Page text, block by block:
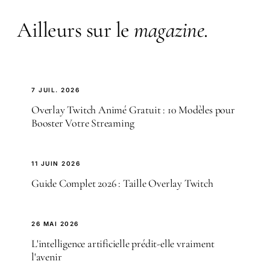
Ailleurs sur le magazine.
7 JUIL. 2026
Overlay Twitch Animé Gratuit : 10 Modèles pour
Booster Votre Streaming
11 JUIN 2026
Guide Complet 2026 : Taille Overlay Twitch
26 MAI 2026
L'intelligence artificielle prédit-elle vraiment
l'avenir